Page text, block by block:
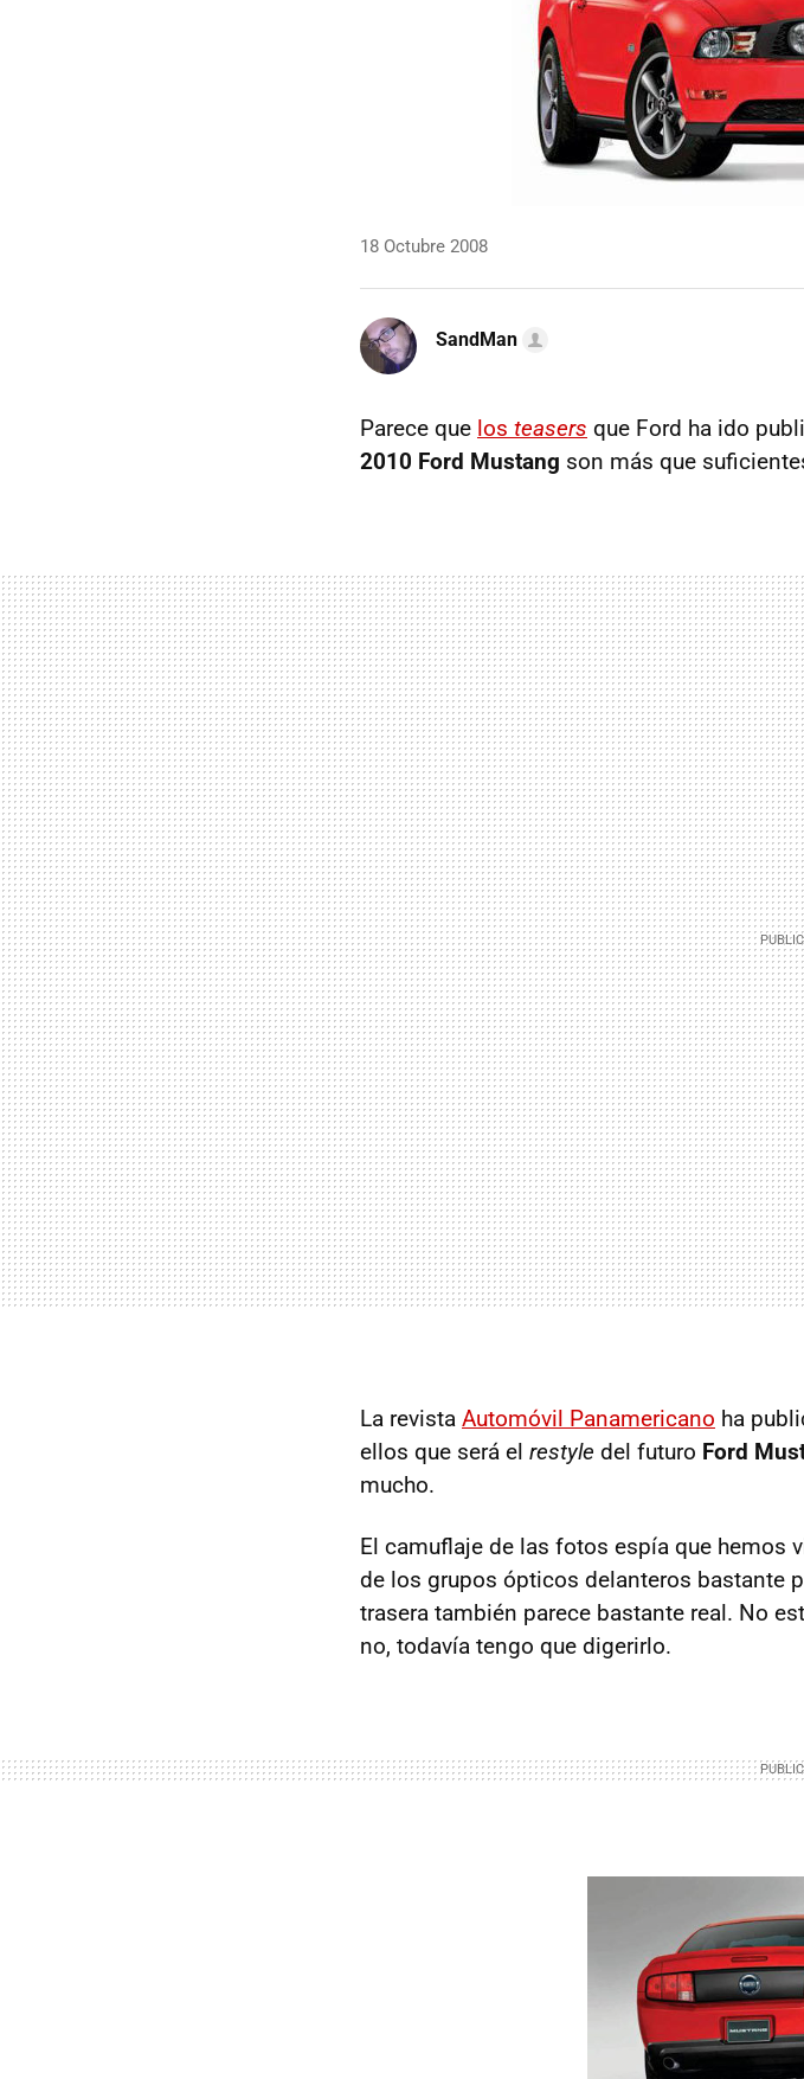
18 Octubre 2008
SandMan
Parece que los teasers que Ford ha ido
2010 Ford Mustang son más que
La revista Automóvil Panamericano ha
ellos que será el restyle del futuro Ford
mucho.
El camuflaje de las fotos espía que hemos
de los grupos ópticos delanteros bastante
trasera también parece bastante real. No
no, todavía tengo que digerirlo.